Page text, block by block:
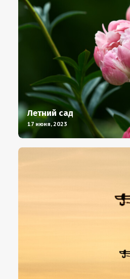
Летний сад
17 июня, 2023